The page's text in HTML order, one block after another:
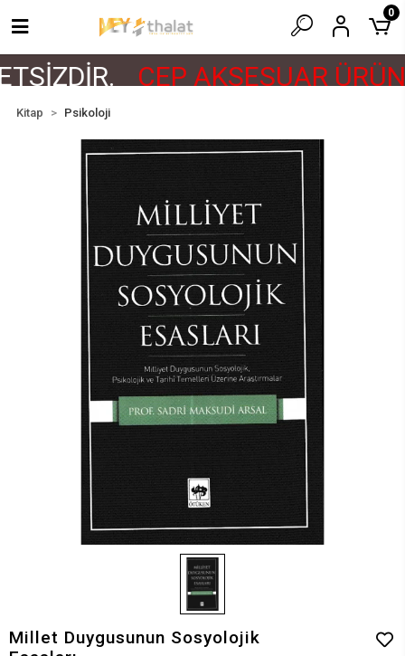
CEP AKSESUAR
0
Kitap Psikoloji
Millet Duygusunun Sosyolojik